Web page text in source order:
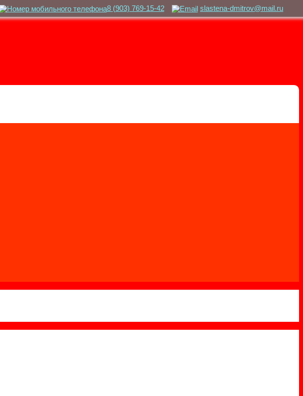
8 (903) 769-15-42 slastena-dmitrov@mail.ru